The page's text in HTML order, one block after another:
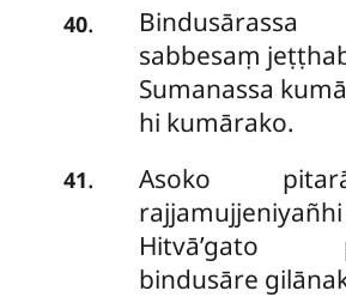
40.
sabbesaṃ
Sumanassa
hi kumārako.
41.
Asoko
rajjamujjeniyañhi
Hitvā’gato
bindusāre